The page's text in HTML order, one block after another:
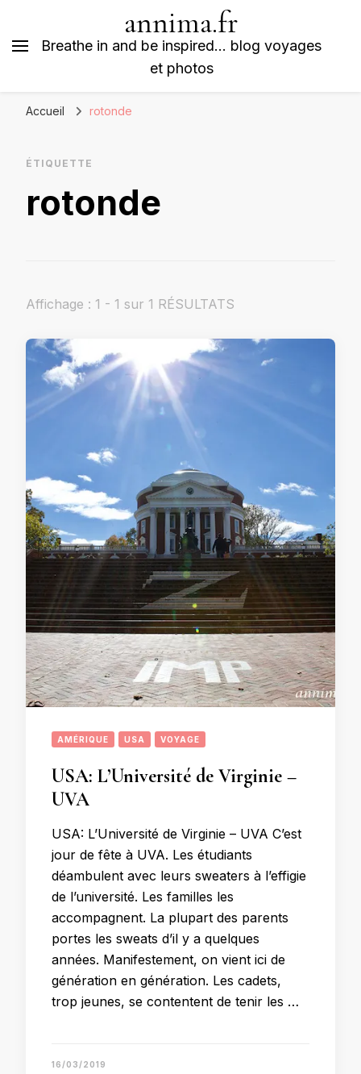
annima.fr
Breathe in and be inspired… blog voyages
et photos
Accueil rotonde
ÉTIQUETTE
rotonde
Affichage : 1 - 1 sur 1 RÉSULTATS
AMÉRIQUE USA VOYAGE
USA: L’Université de Virginie –
UVA
USA: L’Université de Virginie – UVA C’est
jour de fête à UVA. Les étudiants
déambulent avec leurs sweaters à l’effigie
de l’université. Les familles les
accompagnent. La plupart des parents
portes les sweats d’il y a quelques
années. Manifestement, on vient ici de
génération en génération. Les cadets,
trop jeunes, se contentent de tenir les …
16/03/2019